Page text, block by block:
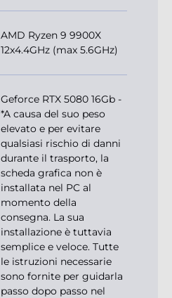
AMD Ryzen 9 9900X
12x4.4GHz (max 5.6GHz)
Geforce RTX 5080 16Gb -
*A causa del suo peso
elevato e per evitare
qualsiasi rischio di danni
durante il trasporto, la
scheda grafica non è
installata nel PC al
momento della
consegna. La sua
installazione è tuttavia
semplice e veloce. Tutte
le istruzioni necessarie
sono fornite per guidarla
passo dopo passo nel